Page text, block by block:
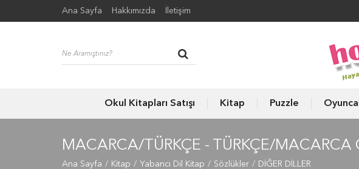
Ana Sayfa Hakkımızda İletişim
Okul Kitapları Satışı Kitap Puzzle
MACARCA/TÜRKÇE - TÜRKÇE/MACARCA
Ana Sayfa Kitap Yabancı Dil Kitap Sözlükler DİĞER DİLLER